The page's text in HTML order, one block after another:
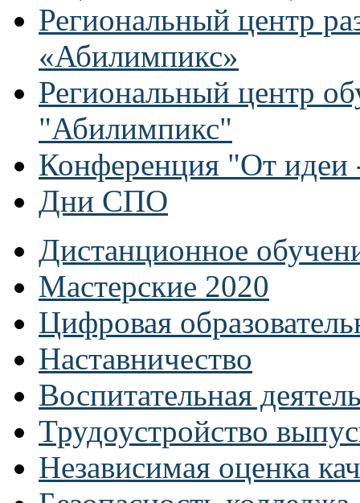
Региональный центр
«Абилимпикс»
Региональный центр
"Абилимпикс"
Конференция "От идеи
Дни СПО
Дистанционное
Мастерские 2020
Цифровая
Наставничество
Воспитательная
Трудоустройство
Независимая оценка